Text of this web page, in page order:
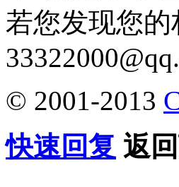
若您发现您
© 2001-2013
快速回复 返